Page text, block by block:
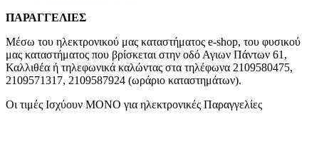
ΠΑΡΑΓΓΕΛΙΕΣ
Μέσω του ηλεκτρονικού μας καταστήματος e-shop, του φυσικού
μας καταστήματος που βρίσκεται στην οδό Αγιων Πάντων 61,
Καλλιθέα ή τηλεφωνικά καλώντας στα τηλέφωνα 2109580475,
2109571317, 2109587924 (ωράριο καταστημάτων).
Οι τιμές Ισχύουν ΜΟΝΟ για ηλεκτρονικές Παραγγελίες